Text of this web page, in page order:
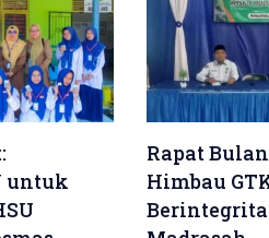
untuk
Rapat
Himbau